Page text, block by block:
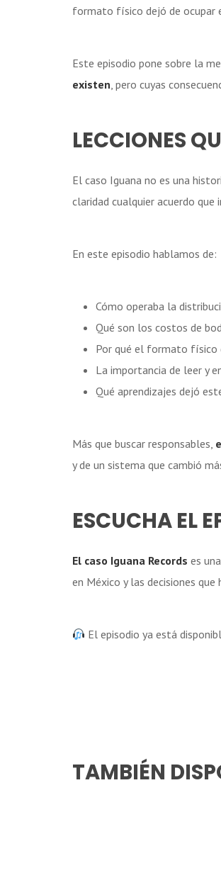
formato físico dejó de ocupar
Este episodio pone sobre la
existen, pero cuyas
LECCIONES
El caso Iguana no es una
claridad cualquier acuerdo
En este episodio hablamos de:
Cómo operaba la
Qué son los costos de
Por qué el formato físico
La importancia de leer y
Qué aprendizajes dejó
Más que buscar responsables,
y de un sistema que cambió
ESCUCHA EL
El caso Iguana Records es
en México y las decisiones
El episodio ya está
TAMBIÉN